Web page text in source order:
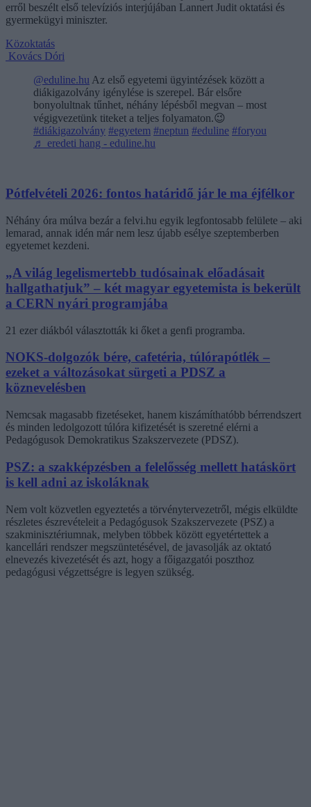
erről beszélt első televíziós interjújában Lannert Judit oktatási és
gyermekügyi miniszter.
Közoktatás
Kovács Dóri
@eduline.hu Az első egyetemi ügyintézések között a
diákigazolvány igénylése is szerepel. Bár elsőre
bonyolultnak tűnhet, néhány lépésből megvan – most
végigvezetünk titeket a teljes folyamaton.😉
#diákigazolvány #egyetem #neptun #eduline #foryou
♬ eredeti hang - eduline.hu
Pótfelvételi 2026: fontos határidő jár le ma éjfélkor
Néhány óra múlva bezár a felvi.hu egyik legfontosabb felülete – aki
lemarad, annak idén már nem lesz újabb esélye szeptemberben
egyetemet kezdeni.
„A világ legelismertebb tudósainak előadásait
hallgathatjuk” – két magyar egyetemista is bekerült
a CERN nyári programjába
21 ezer diákból választották ki őket a genfi programba.
NOKS-dolgozók bére, cafetéria, túlórapótlék –
ezeket a változásokat sürgeti a PDSZ a
köznevelésben
Nemcsak magasabb fizetéseket, hanem kiszámíthatóbb bérrendszert
és minden ledolgozott túlóra kifizetését is szeretné elérni a
Pedagógusok Demokratikus Szakszervezete (PDSZ).
PSZ: a szakképzésben a felelősség mellett hatáskört
is kell adni az iskoláknak
Nem volt közvetlen egyeztetés a törvénytervezetről, mégis elküldte
részletes észrevételeit a Pedagógusok Szakszervezete (PSZ) a
szakminisztériumnak, melyben többek között egyetértettek a
kancellári rendszer megszüntetésével, de javasolják az oktató
elnevezés kivezetését és azt, hogy a főigazgatói poszthoz
pedagógusi végzettségre is legyen szükség.